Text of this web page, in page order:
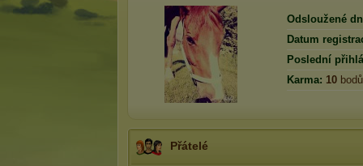
Odsloužené
Datum
Poslední
Karma: 10 bodů
Přátelé